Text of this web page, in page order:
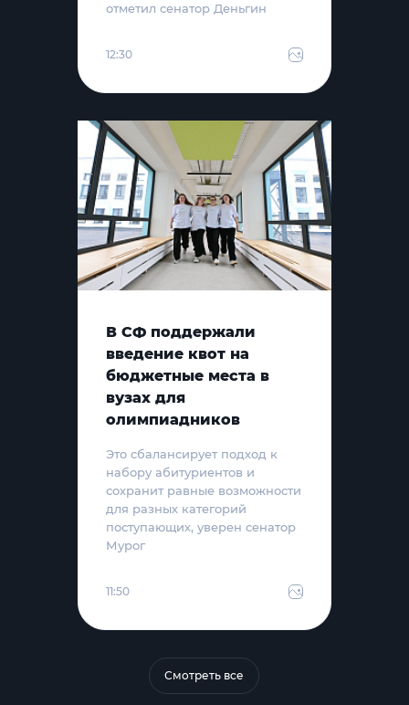
отметил сенатор Деньгин
12:30
В СФ поддержали
введение квот на
бюджетные места в
вузах для
олимпиадников
Это сбалансирует подход к
набору абитуриентов и
сохранит равные возможности
для разных категорий
поступающих, уверен сенатор
Мурог
11:50
Смотреть все